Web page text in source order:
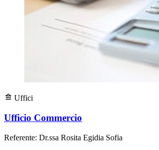
Uffici
Ufficio Commercio
Referente: Dr.ssa Rosita Egidia Sofia